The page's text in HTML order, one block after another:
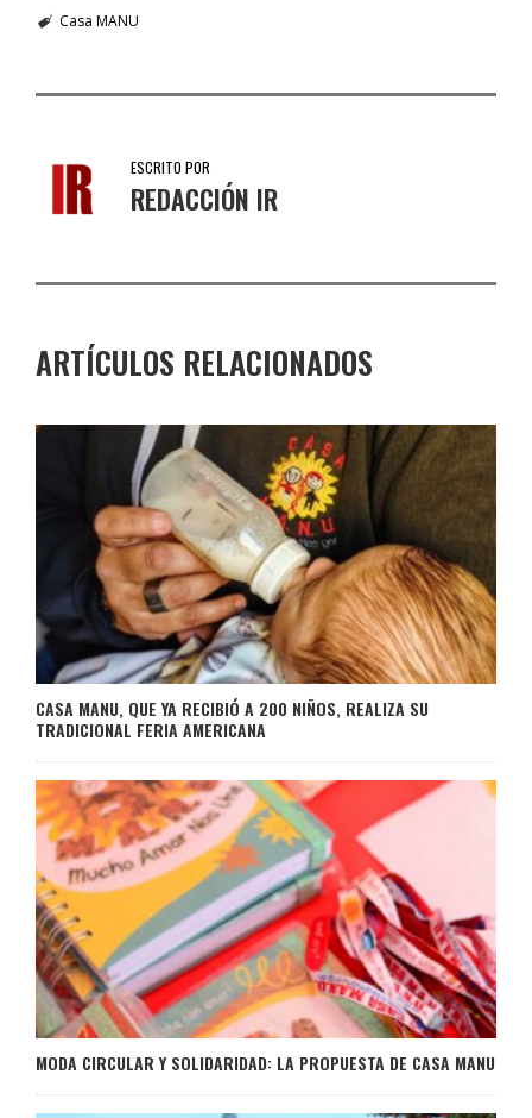
Casa MANU
ESCRITO POR
REDACCIÓN IR
ARTÍCULOS RELACIONADOS
CASA MANU, QUE YA RECIBIÓ A 200 NIÑOS, REALIZA SU
TRADICIONAL FERIA AMERICANA
MODA CIRCULAR Y SOLIDARIDAD: LA PROPUESTA DE CASA MANU